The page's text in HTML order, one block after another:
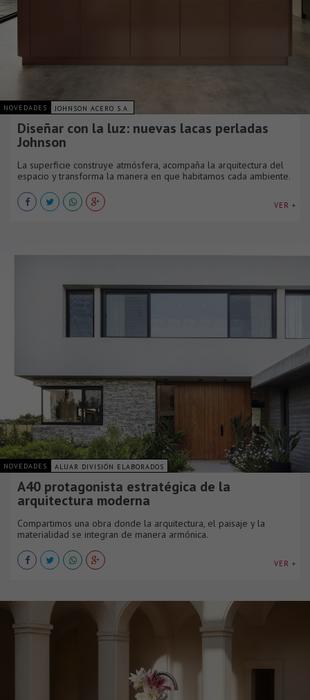
NOVEDADES JOHNSON ACERO S.A.
Diseñar con la luz: nuevas lacas perladas
Johnson
La superficie construye atmósfera, acompaña la arquitectura del
espacio y transforma la manera en que habitamos cada ambiente.
VER +
NOVEDADES ALUAR DIVISIÓN ELABORADOS
A40 protagonista estratégica de la
arquitectura moderna
Compartimos una obra donde la arquitectura, el paisaje y la
materialidad se integran de manera armónica.
VER +